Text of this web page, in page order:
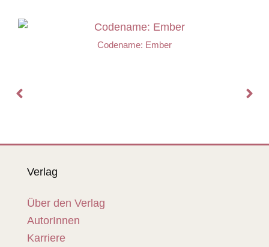
Codename: Ember
Verlag
Über den Verlag
AutorInnen
Karriere